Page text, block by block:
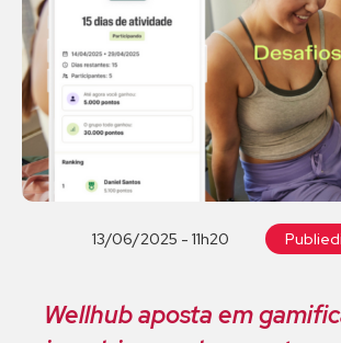
13/06/2025 - 11h20
Wellhub aposta em